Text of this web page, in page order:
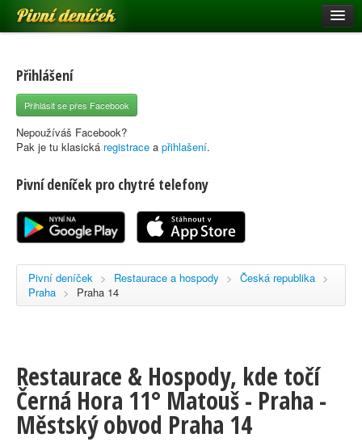
Pivní deníček
Pivní mapa
Pivní značky
Nápověda
Registrace
Přihlášení
Přihlásit se přes Facebook
Nepoužíváš Facebook?
Pak je tu klasická registrace a přihlašení.
Pivní deníček pro chytré telefony
Pivní deníček > Restaurace a hospody > Česká republika >
Praha > Praha 14
Restaurace & Hospody, kde točí
Černá Hora 11° Matouš - Praha -
Městský obvod Praha 14